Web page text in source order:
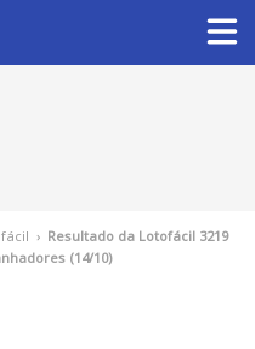
› Resultado da Lotofácil 3219
(14/10)